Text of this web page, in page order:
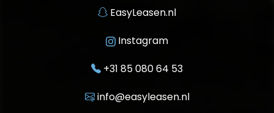
EasyLeasen.nl
Instagram
+31 85 080 64 53
info@easyleasen.nl